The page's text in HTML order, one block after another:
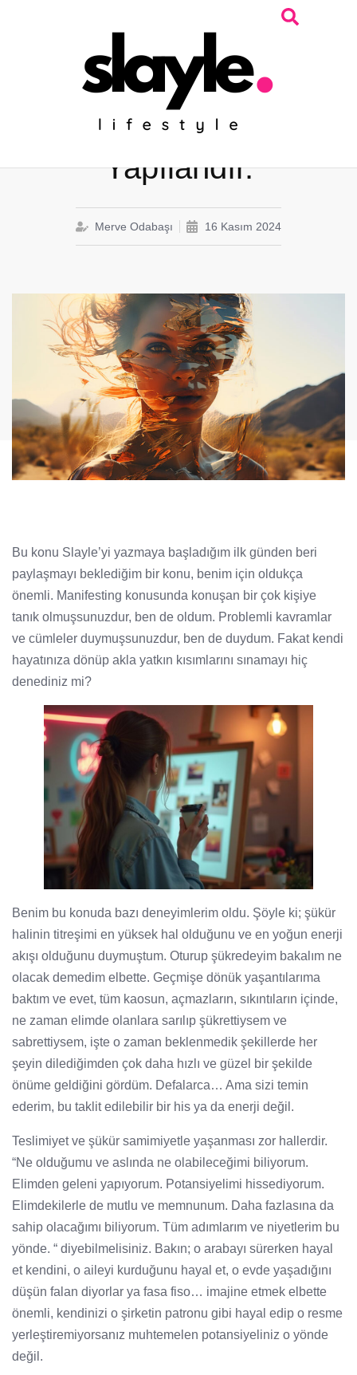
Manifesting:
Gerçekliğini Yeniden
Yapılandır.
Merve Odabaşı 16 Kasım 2024
Bu konu Slayle’yi yazmaya başladığım ilk günden beri
paylaşmayı beklediğim bir konu, benim için oldukça
önemli. Manifesting konusunda konuşan bir çok kişiye
tanık olmuşsunuzdur, ben de oldum. Problemli kavramlar
ve cümleler duymuşsunuzdur, ben de duydum. Fakat kendi
hayatınıza dönüp akla yatkın kısımlarını sınamayı hiç
denediniz mi?
Benim bu konuda bazı deneyimlerim oldu. Şöyle ki; şükür
halinin titreşimi en yüksek hal olduğunu ve en yoğun enerji
akışı olduğunu duymuştum. Oturup şükredeyim bakalım ne
olacak demedim elbette. Geçmişe dönük yaşantılarıma
baktım ve evet, tüm kaosun, açmazların, sıkıntıların içinde,
ne zaman elimde olanlara sarılıp şükrettiysem ve
sabrettiysem, işte o zaman beklenmedik şekillerde her
şeyin dilediğimden çok daha hızlı ve güzel bir şekilde
önüme geldiğini gördüm. Defalarca… Ama sizi temin
ederim, bu taklit edilebilir bir his ya da enerji değil.
Teslimiyet ve şükür samimiyetle yaşanması zor hallerdir.
“Ne olduğumu ve aslında ne olabileceğimi biliyorum.
Elimden geleni yapıyorum. Potansiyelimi hissediyorum.
Elimdekilerle de mutlu ve memnunum. Daha fazlasına da
sahip olacağımı biliyorum. Tüm adımlarım ve niyetlerim bu
yönde. “ diyebilmelisiniz. Bakın; o arabayı sürerken hayal
et kendini, o aileyi kurduğunu hayal et, o evde yaşadığını
düşün falan diyorlar ya fasa fiso… imajine etmek elbette
önemli, kendinizi o şirketin patronu gibi hayal edip o resme
yerleştiremiyorsanız muhtemelen potansiyeliniz o yönde
değil.